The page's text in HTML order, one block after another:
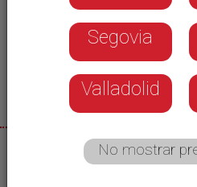
22/02/
Segovia
Valladolid
No mostrar